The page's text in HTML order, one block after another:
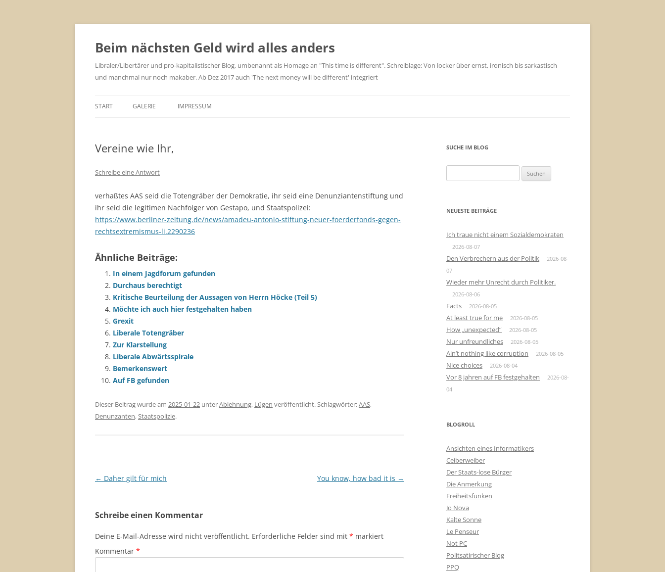
Zum
springen
Beim nächsten Geld wird alles anders
Libraler/Libertärer und pro-kapitalistischer Blog, umbenannt als Homage an "This time is different". Schreiblage: Von locker über ernst, ironisch bis sarkastisch
und manchmal nur noch makaber. Ab Dez 2017 auch 'The next money will be different' integriert
START GALERIE IMPRESSUM
Vereine wie Ihr,
Schreibe eine Antwort
verhaßtes AAS seid die Totengräber der Demokratie, ihr seid eine Denunziantenstiftung und
ihr seid die legitimen Nachfolger von Gestapo, und Staatspolizei:
https://www.berliner-zeitung.de/news/amadeu-antonio-stiftung-neuer-foerderfonds-gegen-
rechtsextremismus-li.2290236
Ähnliche Beiträge:
In einem Jagdforum gefunden
Durchaus berechtigt
Kritische Beurteilung der Aussagen von Herrn Höcke (Teil 5)
Möchte ich auch hier festgehalten haben
Grexit
Liberale Totengräber
Zur Klarstellung
Liberale Abwärtsspirale
Bemerkenswert
Auf FB gefunden
Dieser Beitrag wurde am 2025-01-22 unterAblehnung, Lügen veröffentlicht. Schlagwörter:AAS,
Denunzanten,Staatspolizie.
Beitragsnavigation
← Daher gilt für mich You know, how bad it is →
Schreibe einen Kommentar
Deine E-Mail-Adresse wird nicht veröffentlicht. Erforderliche Felder sind mit * markiert
Kommentar *
SUCHE IM BLOG
nach:
NEUESTE BEITRÄGE
Ich traue nicht einem Sozialdemokraten
2026-08-07
Den Verbrechern aus der Politik
2026-08-
07
Wieder mehr Unrecht durch Politiker.
2026-08-06
Facts 2026-08-05
At least true for me 2026-08-05
How „unexpected“ 2026-08-05
Nur unfreundliches 2026-08-05
Ain’t nothing like corruption 2026-08-05
Nice choices 2026-08-04
Vor 8 jahren auf FB festgehalten
2026-08-
04
BLOGROLL
Ansichten eines Informatikers
Ceiberweiber
Der Staats-lose Bürger
Die Anmerkung
Freiheitsfunken
Jo Nova
Kalte Sonne
Le Penseur
Not PC
Politsatirischer Blog
PPQ